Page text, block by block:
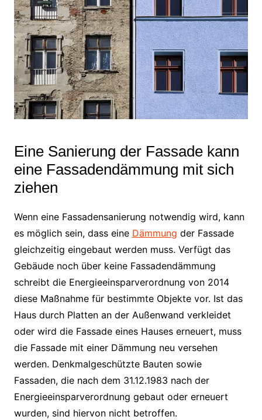
Eine Sanierung der Fassade kann
eine Fassadendämmung mit sich
ziehen
Wenn eine Fassadensanierung notwendig wird, kann
es möglich sein, dass eine Dämmung der Fassade
gleichzeitig eingebaut werden muss. Verfügt das
Gebäude noch über keine Fassadendämmung
schreibt die Energieeinsparverordnung von 2014
diese Maßnahme für bestimmte Objekte vor. Ist das
Haus durch Platten an der Außenwand verkleidet
oder wird die Fassade eines Hauses erneuert, muss
die Fassade mit einer Dämmung neu versehen
werden. Denkmalgeschützte Bauten sowie
Fassaden, die nach dem 31.12.1983 nach der
Energieeinsparverordnung gebaut oder erneuert
wurden, sind hiervon nicht betroffen.